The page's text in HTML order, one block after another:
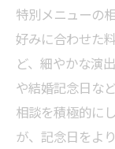
特別メニューの
好みに合わせた
ど、細やかな演
や結婚記念日な
相談を積極的に
が、記念日をよ